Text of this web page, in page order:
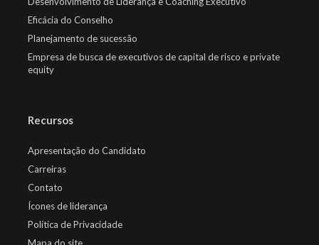
Eficácia do Conselho
Planejamento de sucessão
Empresa de busca de executivos de capital de risco e private
equity
Recursos
Apresentação do Candidato
Carreiras
Contato
Ícones de liderança
Política de Privacidade